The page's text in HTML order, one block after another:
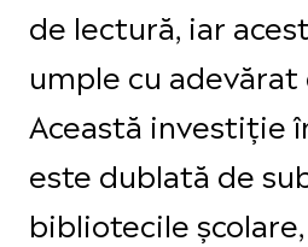
de lectură, iar
umple cu adevărat
Această investiție
este dublată de
bibliotecile